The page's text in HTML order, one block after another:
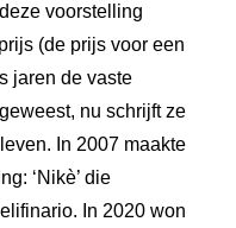
voorstelling
(de prijs voor een
jaren de vaste
nu schrijft ze
In 2007 maakte
‘Nikè’ die
In 2020 won